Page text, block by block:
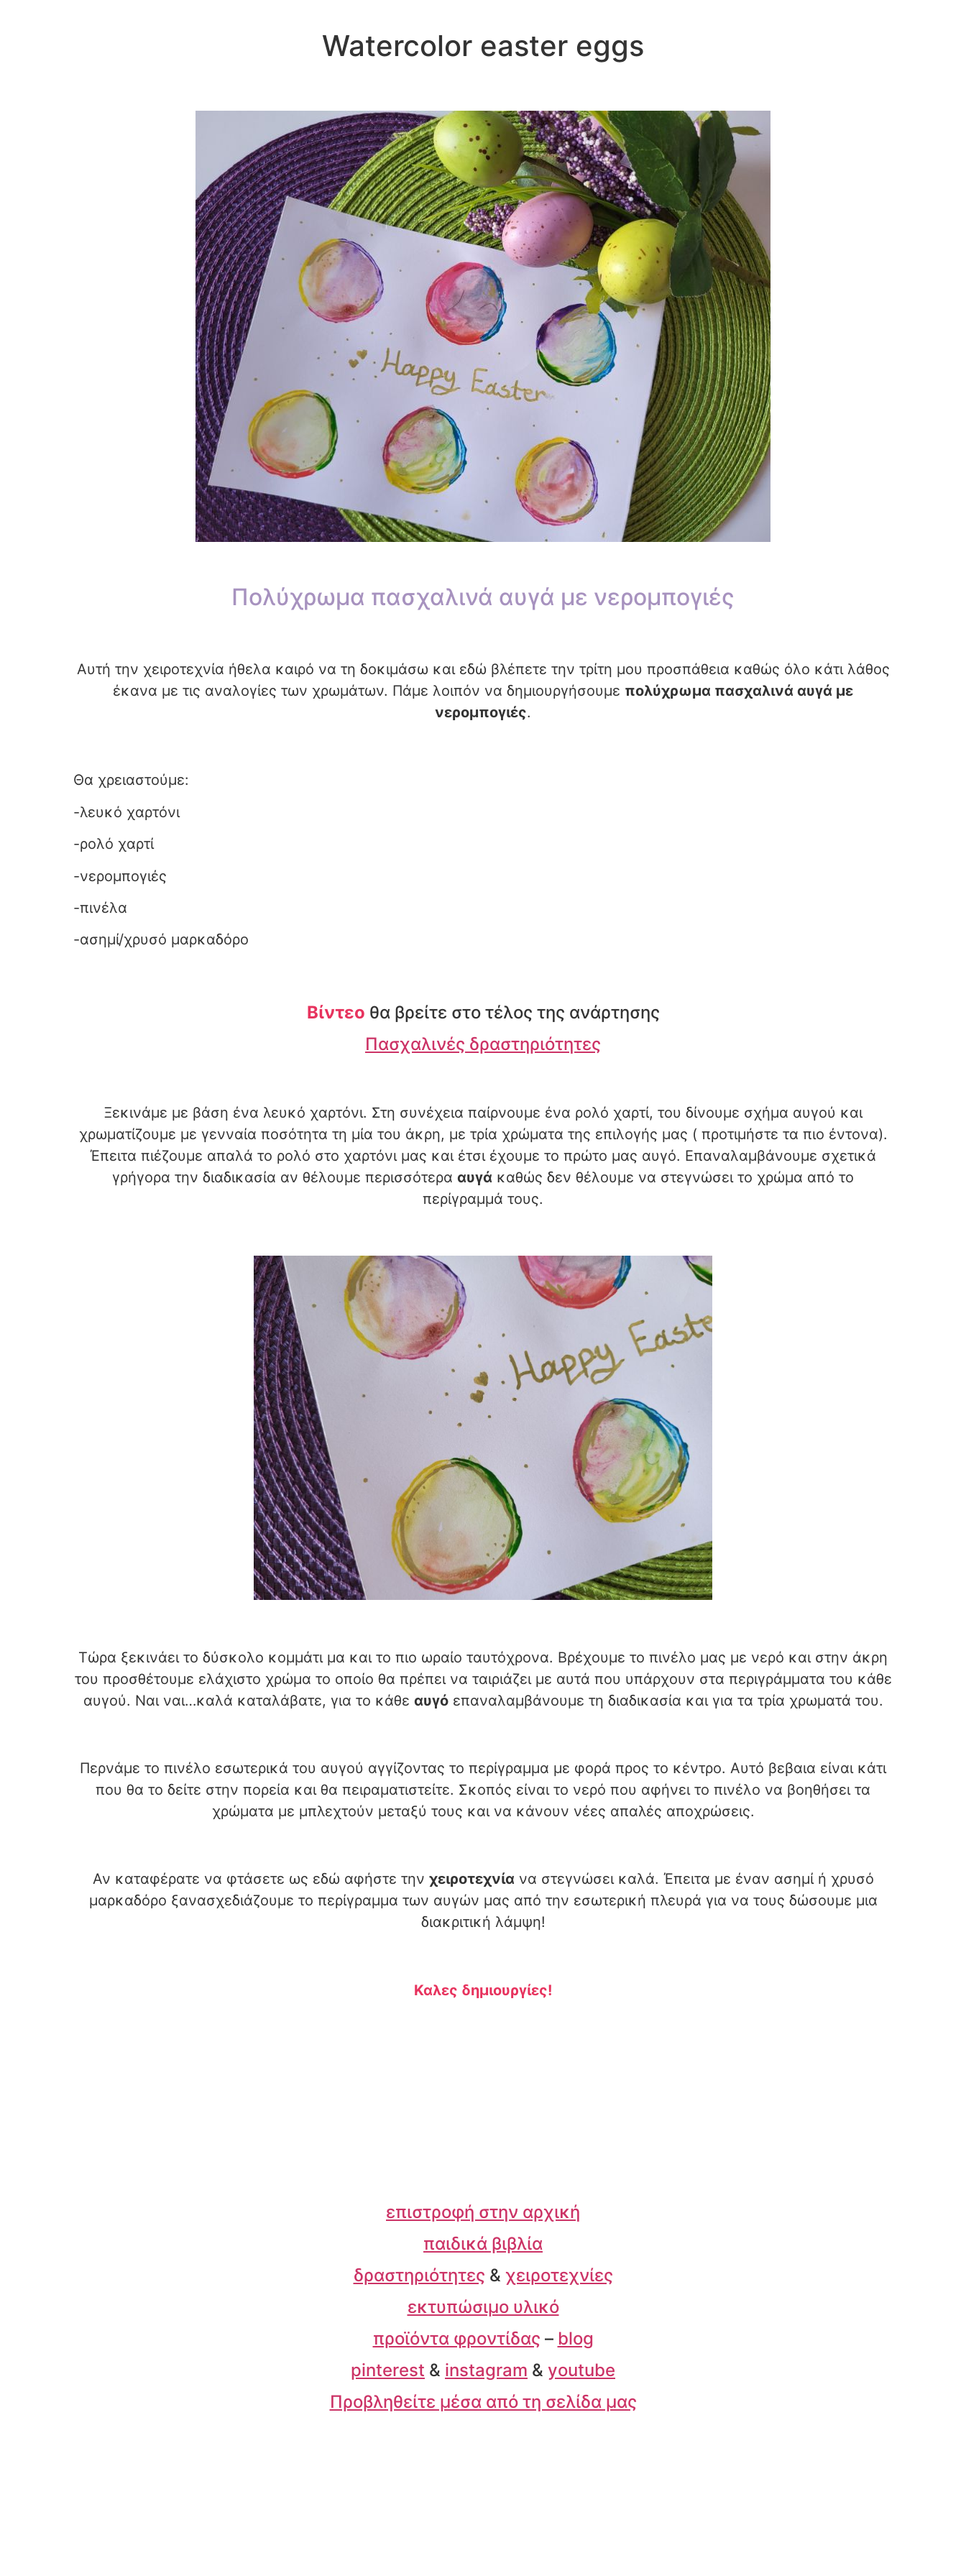
Watercolor easter eggs
Πολύχρωμα πασχαλινά αυγά με νερομπογιές
Αυτή την χειροτεχνία ήθελα καιρό να τη δοκιμάσω και εδώ βλέπετε την τρίτη μου προσπάθεια καθώς όλο κάτι λάθος
έκανα με τις αναλογίες των χρωμάτων. Πάμε λοιπόν να δημιουργήσουμε πολύχρωμα πασχαλινά αυγά με
νερομπογιές.
Θα χρειαστούμε:
-λευκό χαρτόνι
-ρολό χαρτί
-νερομπογιές
-πινέλα
-ασημί/χρυσό μαρκαδόρο
Βίντεο θα βρείτε στο τέλος της ανάρτησης
Πασχαλινές δραστηριότητες
Ξεκινάμε με βάση ένα λευκό χαρτόνι. Στη συνέχεια παίρνουμε ένα ρολό χαρτί, του δίνουμε σχήμα αυγού και
χρωματίζουμε με γενναία ποσότητα τη μία του άκρη, με τρία χρώματα της επιλογής μας ( προτιμήστε τα πιο έντονα).
Έπειτα πιέζουμε απαλά το ρολό στο χαρτόνι μας και έτσι έχουμε το πρώτο μας αυγό. Επαναλαμβάνουμε σχετικά
γρήγορα την διαδικασία αν θέλουμε περισσότερα αυγά καθώς δεν θέλουμε να στεγνώσει το χρώμα από το
περίγραμμά τους.
Τώρα ξεκινάει το δύσκολο κομμάτι μα και το πιο ωραίο ταυτόχρονα. Βρέχουμε το πινέλο μας με νερό και στην άκρη
του προσθέτουμε ελάχιστο χρώμα το οποίο θα πρέπει να ταιριάζει με αυτά που υπάρχουν στα περιγράμματα του κάθε
αυγού. Ναι ναι…καλά καταλάβατε, για το κάθε αυγόεπαναλαμβάνουμε τη διαδικασία και για τα τρία χρωματά του.
Περνάμε το πινέλο εσωτερικά του αυγού αγγίζοντας το περίγραμμα με φορά προς το κέντρο. Αυτό βεβαια είναι κάτι
που θα το δείτε στην πορεία και θα πειραματιστείτε. Σκοπός είναι το νερό που αφήνει το πινέλο να βοηθήσει τα
χρώματα με μπλεχτούν μεταξύ τους και να κάνουν νέες απαλές αποχρώσεις.
Αν καταφέρατε να φτάσετε ως εδώ αφήστε την χειροτεχνία να στεγνώσει καλά. Έπειτα με έναν ασημί ή χρυσό
μαρκαδόρο ξανασχεδιάζουμε το περίγραμμα των αυγών μας από την εσωτερική πλευρά για να τους δώσουμε μια
διακριτική λάμψη!
Καλες δημιουργίες!
επιστροφή στην αρχική
παιδικά βιβλία
δραστηριότητες & χειροτεχνίες
εκτυπώσιμο υλικό
προϊόντα φροντίδας – blog
pinterest & instagram & youtube
Προβληθείτε μέσα από τη σελίδα μας